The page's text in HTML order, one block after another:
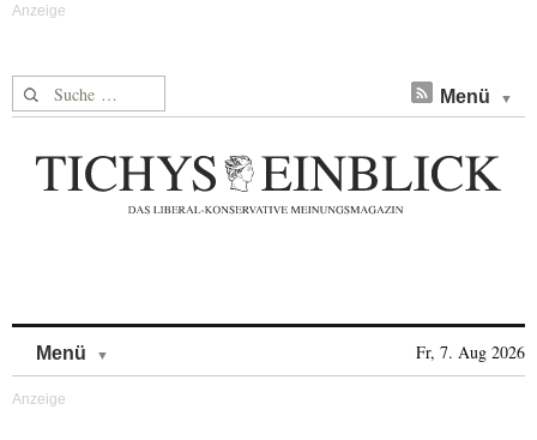
Suche nach: Menü
Menü Fr, 7. Aug 2026